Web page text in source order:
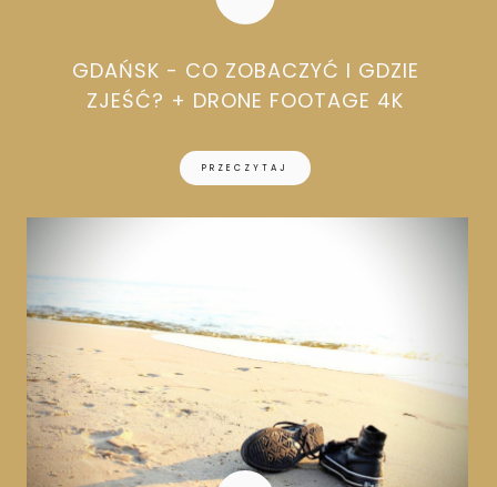
GDAŃSK - CO ZOBACZYĆ I GDZIE
ZJEŚĆ? + DRONE FOOTAGE 4K
PRZECZYTAJ